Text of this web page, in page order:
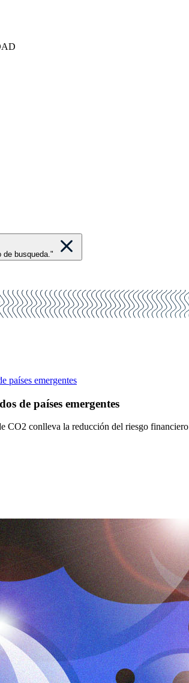
de busqueda."
países emergentes
de países emergentes
CO2 conlleva la reducción del riesgo financiero